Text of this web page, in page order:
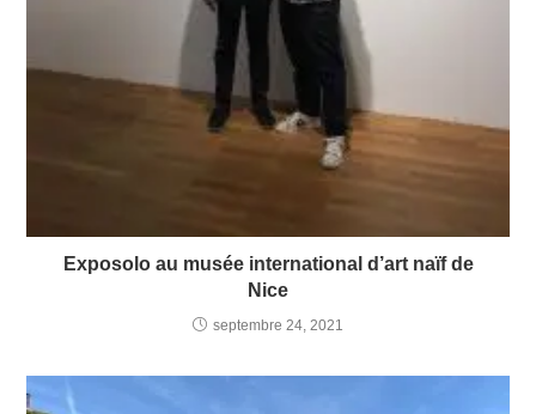
Exposolo au musée international d’art naïf de
Nice
septembre 24, 2021